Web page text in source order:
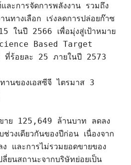
ละการจัดการพลังงาน รวมถึง
นทางเลือก เร่งลดการปล่อยก๊าซ
ในปี 2566 เพื่อมุ่งสู่เป้าหมาย
Based Target
อยละ 25 ภายในปี 2573
านของเอสซีจี ไตรมาส 3
ขาย 125,649 ล้านบาท ลดลง
วงเดียวกันของปีก่อน เนื่องจาก
และการไม่รวมยอดขายของ
นสถานะจากบริษัทย่อยเป็น